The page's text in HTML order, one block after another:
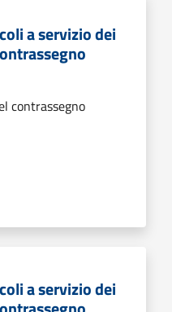
a servizio dei
contrassegno
a servizio dei